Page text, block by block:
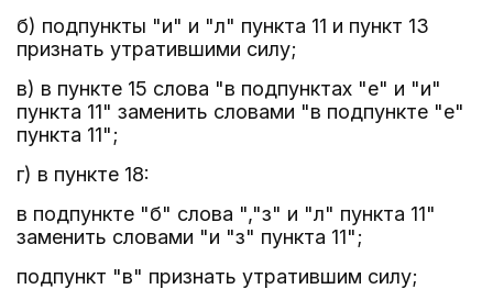
б) подпункты "и" и "л" пункта 11 и пункт 13
признать утратившими силу;
в) в пункте 15 слова "в подпунктах "е" и "и"
пункта 11" заменить словами "в подпункте "е"
пункта 11";
г) в пункте 18:
в подпункте "б" слова ","з" и "л" пункта 11"
заменить словами "и "з" пункта 11";
подпункт "в" признать утратившим силу;